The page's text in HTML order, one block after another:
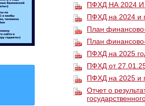
ПФХД НА 2024
ПФХД на 2024 и
План
План
ПФХД на 2025
ПФХД от
ПФХД на 2025 и
Отчет о